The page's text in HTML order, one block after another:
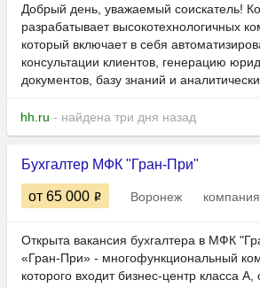
Добрый день, уважаемый соискатель!
разрабатывает высокотехнологичных
который включает в себя
консультации клиентов, генерацию
документов, базу знаний и
hh.ru - найдена три дня назад
Бухгалтер МФК "Гран-При"
от 65 000 Воронеж
Открыта вакансия бухгалтера в МФК
«Гран-При» - многофункциональный
которого входит бизнес-центр класса